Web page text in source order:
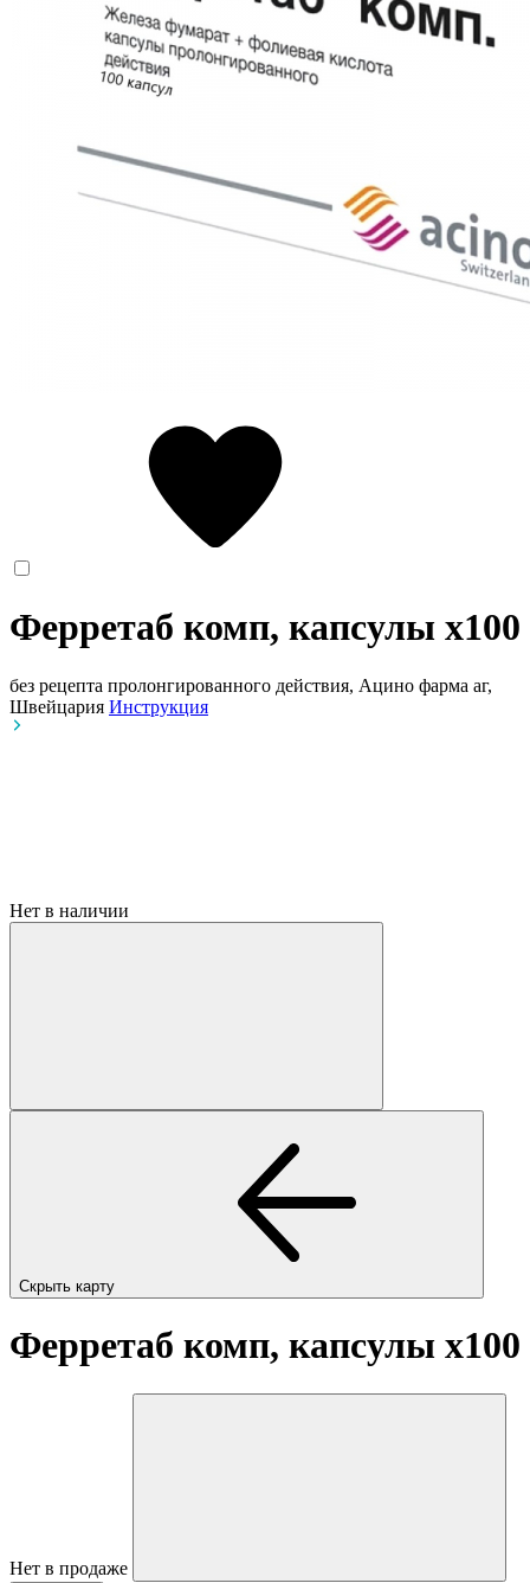
Ферретаб комп, капсулы x100
без рецепта пролонгированного действия, Ацино фарма аг,
Швейцария Инструкция
Нет в наличии
Скрыть карту
Ферретаб комп, капсулы x100
Нет в продаже